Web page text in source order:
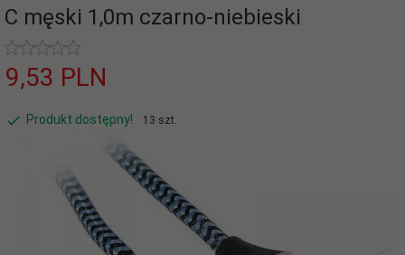
C męski 1,0m czarno-niebieski
9,53 PLN
Produkt dostępny! 13 szt.